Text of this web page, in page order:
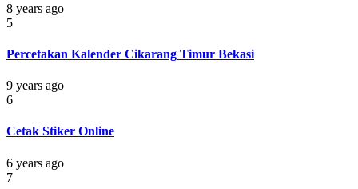
8 years ago
5
Percetakan Kalender Cikarang Timur Bekasi
9 years ago
6
Cetak Stiker Online
6 years ago
7